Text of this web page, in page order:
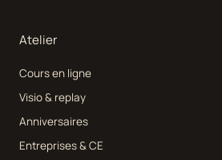
Atelier
Cours en ligne
Visio & replay
Anniversaires
Entreprises & CE